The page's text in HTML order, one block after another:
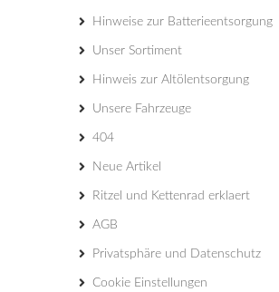
Hinweise zur Batterieentsorgung
Unser Sortiment
Hinweis zur Altölentsorgung
Unsere Fahrzeuge
404
Neue Artikel
Ritzel und Kettenrad erklaert
AGB
Privatsphäre und Datenschutz
Cookie Einstellungen